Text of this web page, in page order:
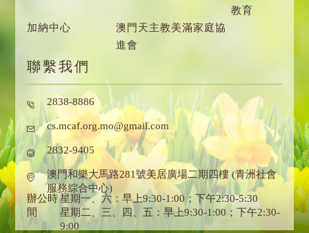
教育
加納中心
澳門天主教美滿家庭協
進會
聯繫我們
2838-8886
cs.mcaf.org.mo@gmail.com
2832-9405
澳門和樂大馬路281號美居廣場二期四樓 (青洲社會
服務綜合中心)
辦公時
間
星期一、六：早上9:30-1:00；下午2:30-5:30
星期二、三、四、五：早上9:30-1:00；下午2:30-
9:00